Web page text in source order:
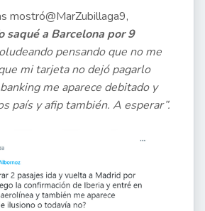
mostró@MarZubillaga9,
saqué a Barcelona por 9
pensando que no me
mi tarjeta no dejó pagarlo
me aparece debitado y
país y afip también. A esperar”.